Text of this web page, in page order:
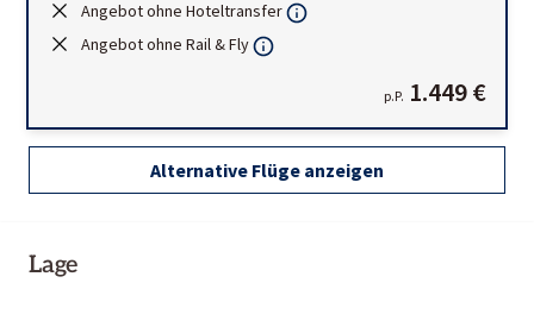
Angebot ohne Hoteltransfer
Angebot ohne Rail & Fly
p.P. 1.449 €
Alternative Flüge anzeigen
Lage